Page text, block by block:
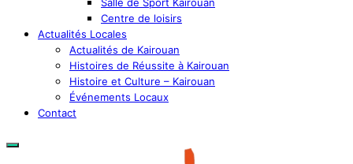
Centre de loisirs
Actualités Locales
Actualités de Kairouan
Histoires de Réussite à Kairouan
Histoire et Culture – Kairouan
Événements Locaux
Contact